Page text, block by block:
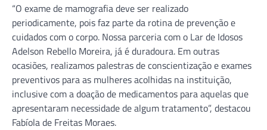
“O exame de mamografia deve ser realizado
periodicamente, pois faz parte da rotina de prevenção e
cuidados com o corpo. Nossa parceria com o Lar de Idosos
Adelson Rebello Moreira, já é duradoura. Em outras
ocasiões, realizamos palestras de conscientização e exames
preventivos para as mulheres acolhidas na instituição,
inclusive com a doação de medicamentos para aquelas que
apresentaram necessidade de algum tratamento”, destacou
Fabíola de Freitas Moraes.